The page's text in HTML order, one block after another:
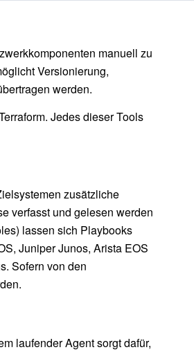
manuell zu
Versionierung,
werden.
Jedes dieser Tools
zusätzliche
verfasst und gelesen werden
lassen sich Playbooks
Juniper Junos, Arista EOS
Sofern von den
laufender Agent sorgt dafür,